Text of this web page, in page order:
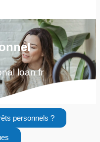
loan fr
personnels ?